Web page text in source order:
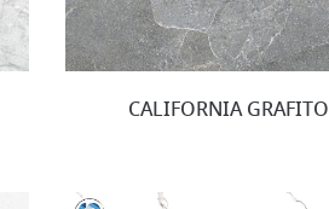
CALIFORNIA GRAFITO